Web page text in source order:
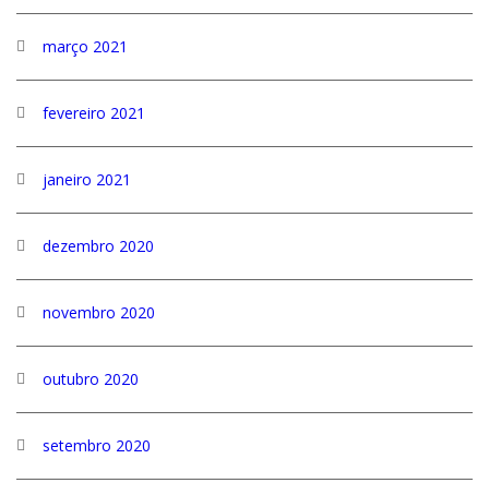
março 2021
fevereiro 2021
janeiro 2021
dezembro 2020
novembro 2020
outubro 2020
setembro 2020